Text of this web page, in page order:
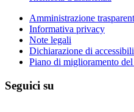
Amministrazione
Informativa privacy
Note legali
Dichiarazione di
Piano di miglioramento
Seguici su